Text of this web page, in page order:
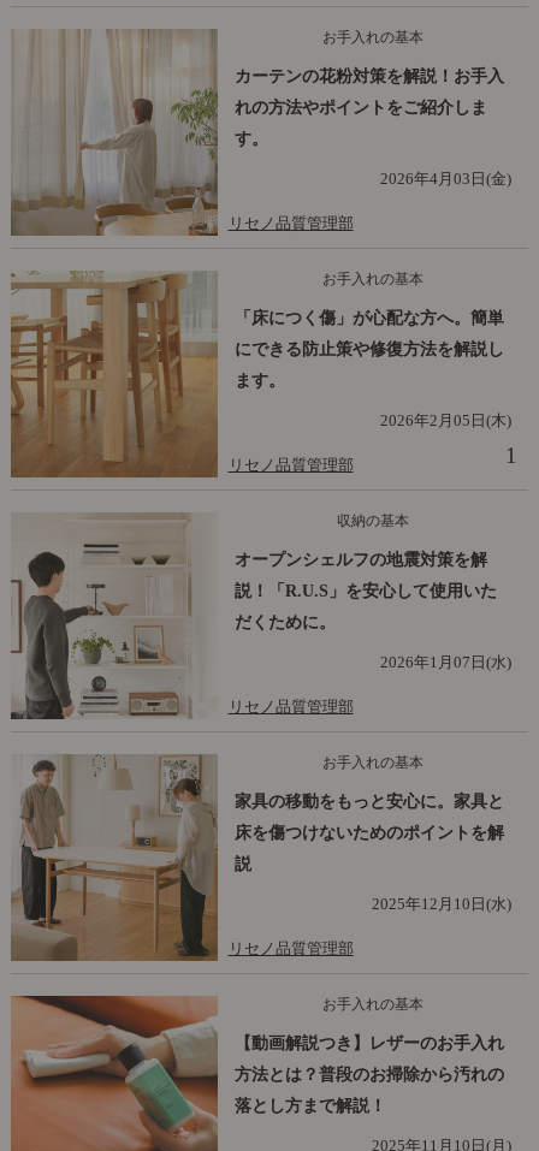
お手入れの基本
カーテンの花粉対策を解説！お手入
れの方法やポイントをご紹介しま
す。
2026年4月03日(金)
リセノ品質管理部
お手入れの基本
「床につく傷」が心配な方へ。簡単
にできる防止策や修復方法を解説し
ます。
2026年2月05日(木)
リセノ品質管理部 1
収納の基本
オープンシェルフの地震対策を解
説！「R.U.S」を安心して使用いた
だくために。
2026年1月07日(水)
リセノ品質管理部
お手入れの基本
家具の移動をもっと安心に。家具と
床を傷つけないためのポイントを解
説
2025年12月10日(水)
リセノ品質管理部
お手入れの基本
【動画解説つき】レザーのお手入れ
方法とは？普段のお掃除から汚れの
落とし方まで解説！
2025年11月10日(月)